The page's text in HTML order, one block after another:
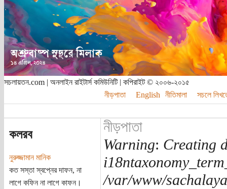
সচলায়তন.com | অনলাইন রাইটার্স কমিউনিটি | কপিরাইট © ২০০৬-২০১৫
নীড়পাতা
English নীতিমালা সচলে
কলরব
নুরুজ্জামান মানিক
কত সস্তা স্বপ্নের দাফন, না
লাগে কফিন না লাগে কাফন।
নীড়পাতা
Warning: Creating
/var/www/